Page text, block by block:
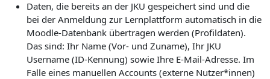
Daten, die bereits an der JKU gespeichert sind und die
bei der Anmeldung zur Lernplattform automatisch in die
Moodle-Datenbank übertragen werden (Profildaten).
Das sind: Ihr Name (Vor- und Zuname), Ihr JKU
Username (ID-Kennung) sowie Ihre E-Mail-Adresse. Im
Falle eines manuellen Accounts (externe Nutzer*innen)